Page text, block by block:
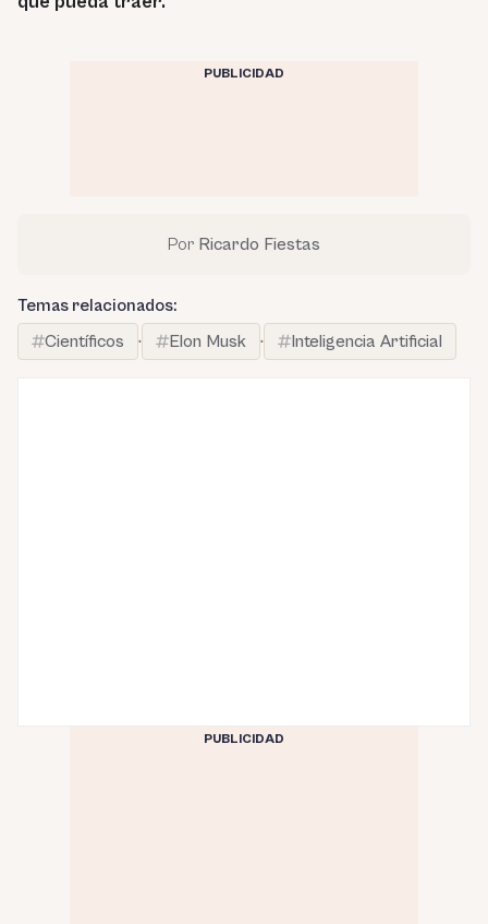
PUBLICIDAD
Por Ricardo Fiestas
Temas relacionados:
Científicos
· Elon Musk · Inteligencia Artificial
PUBLICIDAD